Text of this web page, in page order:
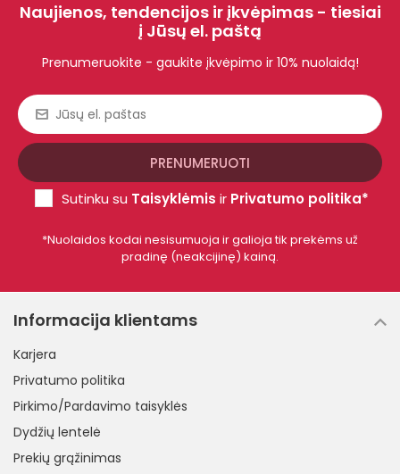
Naujienos, tendencijos ir įkvėpimas - tiesiai
į Jūsų el. paštą
Prenumeruokite - gaukite įkvėpimo ir 10% nuolaidą!
Sutinku su Taisyklėmis ir Privatumo politika*
*Nuolaidos kodai nesisumuoja ir galioja tik prekėms už
pradinę (neakcijinę) kainą.
Informacija klientams
Karjera
Privatumo politika
Pirkimo/Pardavimo taisyklės
Dydžių lentelė
Prekių grąžinimas